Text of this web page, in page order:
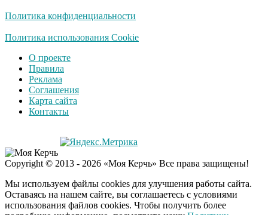
Политика конфиденциальности
Политика использования Cookie
О проекте
Правила
Реклама
Соглашения
Карта сайта
Контакты
Copyright © 2013 - 2026 «Моя Керчь» Все права защищены!
Мы используем файлы cookies для улучшения работы сайта.
Оставаясь на нашем сайте, вы соглашаетесь с условиями
использования файлов cookies. Чтобы получить более